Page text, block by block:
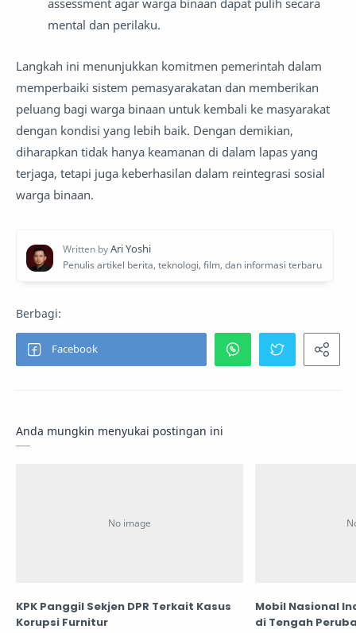
mental dan perilaku.
Langkah ini menunjukkan komitmen pemerintah dalam
memperbaiki sistem pemasyarakatan dan memberikan
peluang bagi warga binaan untuk kembali ke masyarakat
dengan kondisi yang lebih baik. Dengan demikian,
diharapkan tidak hanya keamanan di dalam lapas yang
terjaga, tetapi juga keberhasilan dalam reintegrasi sosial
warga binaan.
Anda mungkin menyukai postingan ini
KPK Panggil Sekjen DPR Terkait Kasus
Korupsi Furnitur
Mobil Nasional
di Tengah